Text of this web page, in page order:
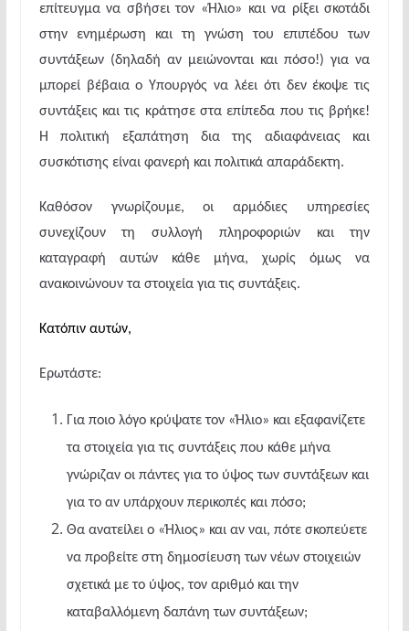
επίτευγμα να σβήσει τον «Ήλιο» και να ρίξει σκοτάδι
στην ενημέρωση και τη γνώση του επιπέδου των
συντάξεων (δηλαδή αν μειώνονται και πόσο!) για να
μπορεί βέβαια ο Υπουργός να λέει ότι δεν έκοψε τις
συντάξεις και τις κράτησε στα επίπεδα που τις βρήκε!
Η πολιτική εξαπάτηση δια της αδιαφάνειας και
συσκότισης είναι φανερή και πολιτικά απαράδεκτη.
Καθόσον γνωρίζουμε, οι αρμόδιες υπηρεσίες
συνεχίζουν τη συλλογή πληροφοριών και την
καταγραφή αυτών κάθε μήνα, χωρίς όμως να
ανακοινώνουν τα στοιχεία για τις συντάξεις.
Κατόπιν αυτών,
Ερωτάστε:
Για ποιο λόγο κρύψατε τον «Ήλιο» και εξαφανίζετε
τα στοιχεία για τις συντάξεις που κάθε μήνα
γνώριζαν οι πάντες για το ύψος των συντάξεων και
για το αν υπάρχουν περικοπές και πόσο;
Θα ανατείλει ο «Ήλιος» και αν ναι, πότε σκοπεύετε
να προβείτε στη δημοσίευση των νέων στοιχειών
σχετικά με το ύψος, τον αριθμό και την
καταβαλλόμενη δαπάνη των συντάξεων;